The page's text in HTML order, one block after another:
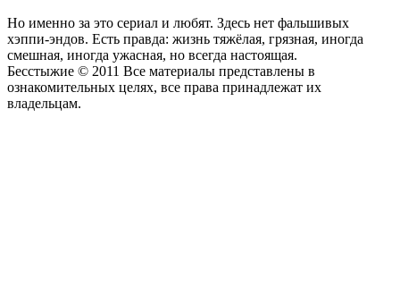
Но именно за это сериал и любят. Здесь нет фальшивых
хэппи-эндов. Есть правда: жизнь тяжёлая, грязная, иногда
смешная, иногда ужасная, но всегда настоящая.
Бесстыжие © 2011 Все материалы представлены в
ознакомительных целях, все права принадлежат их
владельцам.